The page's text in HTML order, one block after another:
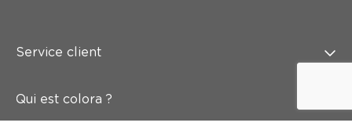
Service client
Qui est colora ?